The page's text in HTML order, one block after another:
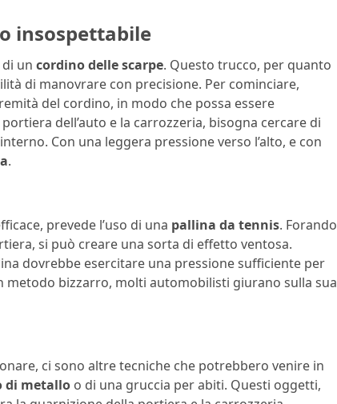
insospettabile
un cordino delle scarpe. Questo trucco, per quanto
di manovrare con precisione. Per cominciare,
del cordino, in modo che possa essere
dell’auto e la carrozzeria, bisogna cercare di
Con una leggera pressione verso l’alto, e con
.
prevede l’uso di una pallina da tennis. Forando
si può creare una sorta di effetto ventosa.
dovrebbe esercitare una pressione sufficiente per
metodo bizzarro, molti automobilisti giurano sulla sua
ci sono altre tecniche che potrebbero venire in
di metallo o di una gruccia per abiti. Questi oggetti,